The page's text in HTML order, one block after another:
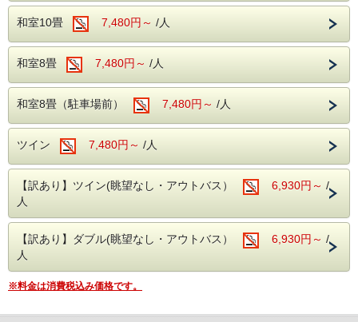
駐車場を分散しご用意しております。ご到着
の際は直接フロント近くまでお車でお越しく
ださい。
マイクロバス（中型車以上）を駐車希望の方
はホテルへ直接お問合せ下さい。
大型バスの乗り入れ、駐車はできません。あ
らかじめご承知おきください。
＜往復バスについて＞
は、お電話にてホテルまでお問い合わせくだ
さい。
おきください。
は、お電話にてホテルまでお問い合わせくだ
さい。
TEL：０５７０－０３６－７８０
当日・・・ご宿泊料金の50％
無連絡・・・ご宿泊料金の100％
上記キャンセルポリシーをご確認の上、ご承諾いただける場
合のみご予約ください。
当館周辺には、珍しいワニや植物が楽しめる「熱川バナナワ
ニ園」や、迫力満点のホワイトタイガーに会える「伊豆アニ
マルキングダム」など、伊豆の魅力あふれるレジャースポッ
トが満載です。
当館自慢の大自然に囲まれた露天風呂や広々とした大浴場
へ。豊かな緑と温泉が、旅の疲れを優しく癒してくれます。
さらに、館内にはカラオケルームや卓球コーナーも完備！ご
家族やご友人と、夜まで思いっきりお楽しみいただけます。
（※カラオケ・卓球は当日フロントにて事前予約制となりま
​■チェックイン・チェックアウト
・チェックインは15時！
上、18時までにご到着ください。
・チェックアウトは嬉しい11時！
ェックアウト時刻が10：00迄となります。
和室10畳 7,480円～ /人
和室8畳 7,480円～ /人
和室8畳（駐車場前） 7,480円～ /人
ツイン 7,480円～ /人
【訳あり】ツイン(眺望なし・アウトバス） 6,930円～ /
人
【訳あり】ダブル(眺望なし・アウトバス） 6,930円～ /
人
※料金は消費税込み価格です。